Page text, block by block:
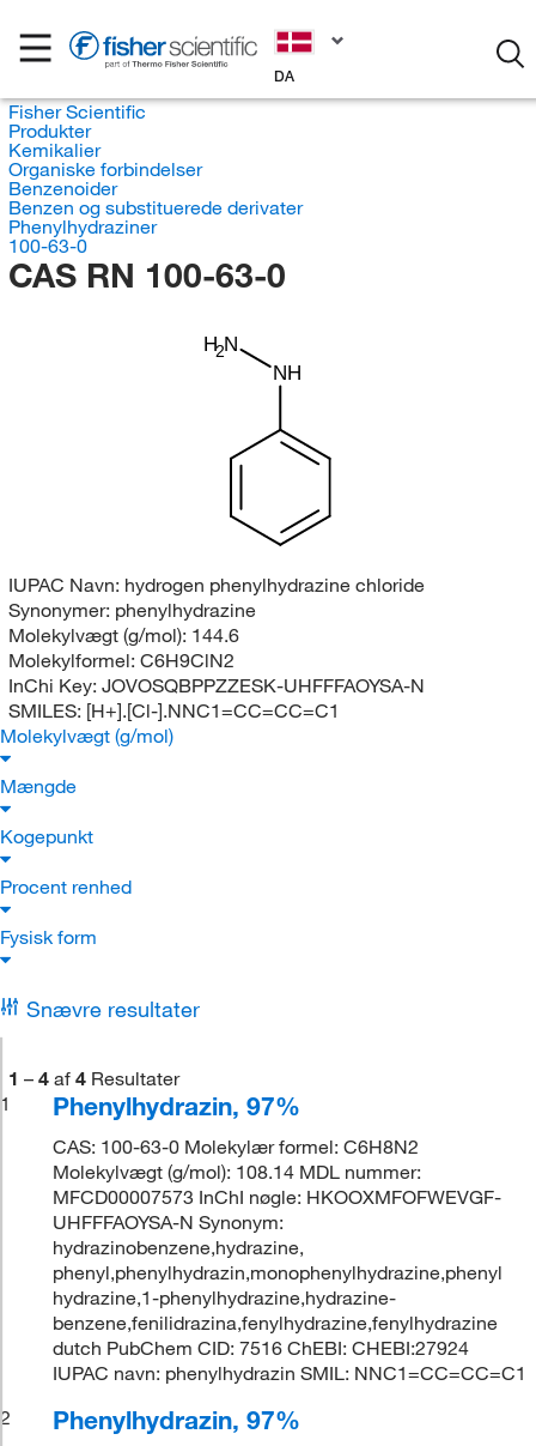
DA
Fisher Scientific
Produkter
Kemikalier
Organiske forbindelser
Benzenoider
Benzen og substituerede derivater
Phenylhydraziner
100-63-0
CAS RN 100-63-0
H2N
NH
IUPAC Navn: hydrogen phenylhydrazine chloride
Synonymer: phenylhydrazine
Molekylvægt (g/mol): 144.6
Molekylformel: C6H9ClN2
InChi Key: JOVOSQBPPZZESK-UHFFFAOYSA-N
SMILES: [H+].[Cl-].NNC1=CC=CC=C1
Molekylvægt (g/mol)
Mængde
Kogepunkt
Procent renhed
Fysisk form
Snævre resultater
1 – 4 af 4 Resultater
1
Phenylhydrazin, 97%
CAS: 100-63-0 Molekylær formel: C6H8N2
Molekylvægt (g/mol): 108.14 MDL nummer:
MFCD00007573 InChI nøgle: HKOOXMFOFWEVGF-
UHFFFAOYSA-N Synonym:
hydrazinobenzene,hydrazine,
phenyl,phenylhydrazin,monophenylhydrazine,phenyl
hydrazine,1-phenylhydrazine,hydrazine-
benzene,fenilidrazina,fenylhydrazine,fenylhydrazine
dutch PubChem CID: 7516 ChEBI: CHEBI:27924
IUPAC navn: phenylhydrazin SMIL: NNC1=CC=CC=C1
2
Phenylhydrazin, 97%